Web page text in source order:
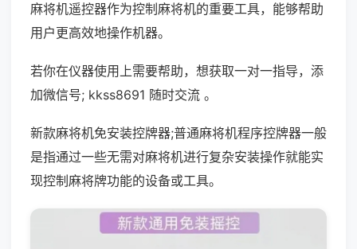
麻将机遥控器作为控制麻将机的重要工具，能够帮助
用户更高效地操作机器。
若你在仪器使用上需要帮助，想获取一对一指导，添
加微信号; kkss8691 随时交流 。
新款麻将机免安装控牌器;普通麻将机程序控牌器一般
是指通过一些无需对麻将机进行复杂安装操作就能实
现控制麻将牌功能的设备或工具。